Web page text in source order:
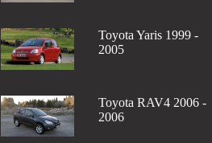
Toyota Yaris 1999 -
2005
Toyota RAV4 2006 -
2006